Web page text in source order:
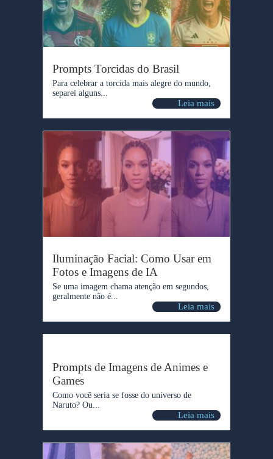
Prompts Torcidas do Brasil
Para celebrar a torcida mais alegre do mundo,
separei alguns...
Leia mais
Iluminação Facial: Como Usar em
Fotos e Imagens de IA
Se uma imagem chama atenção em segundos,
geralmente não é...
Leia mais
Prompts de Imagens de Animes e
Games
Como você seria se fosse do universo de
Naruto? Ou...
Leia mais